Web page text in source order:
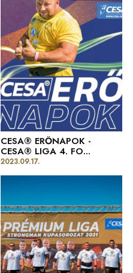
CESA® ERŐNAPOK -
CESA® LIGA 4. FO...
2023.09.17.